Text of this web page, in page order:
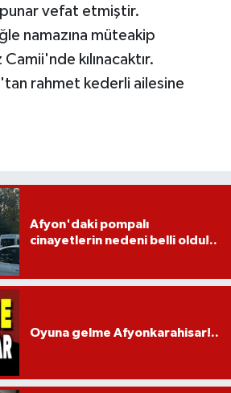
vefat etmiştir.
namazına müteakip
kılınacaktır.
rahmet kederli ailesine
Afyon'daki pompalı
cinayetlerin nedeni belli oldu!..
Oyuna gelme Afyonkarahisar!..